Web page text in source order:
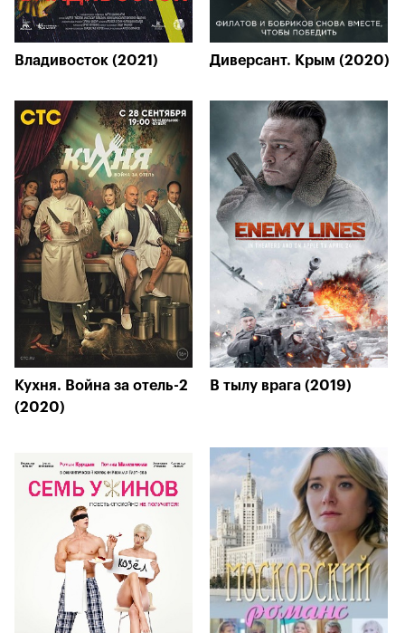
Владивосток (2021) Диверсант. Крым (2020)
Кухня. Война за отель-2
(2020)
В тылу врага (2019)